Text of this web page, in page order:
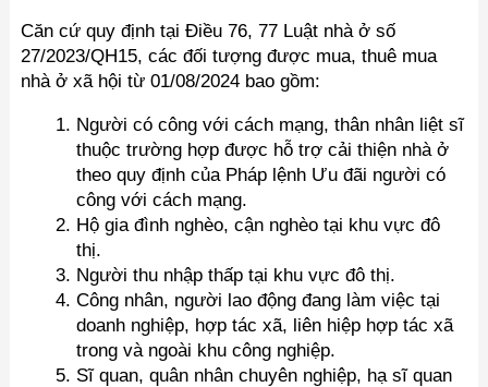
Căn cứ quy định tại Điều 76, 77 Luật nhà ở số
27/2023/QH15, các đối tượng được mua, thuê mua
nhà ở xã hội từ 01/08/2024 bao gồm:
Người có công với cách mạng, thân nhân liệt sĩ
thuộc trường hợp được hỗ trợ cải thiện nhà ở
theo quy định của Pháp lệnh Ưu đãi người có
công với cách mạng.
Hộ gia đình nghèo, cận nghèo tại khu vực đô
thị.
Người thu nhập thấp tại khu vực đô thị.
Công nhân, người lao động đang làm việc tại
doanh nghiệp, hợp tác xã, liên hiệp hợp tác xã
trong và ngoài khu công nghiệp.
Sĩ quan, quân nhân chuyên nghiệp, hạ sĩ quan